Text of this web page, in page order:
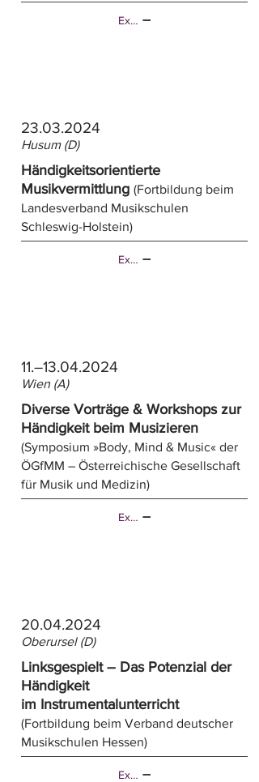
Externer Link
23.03.2024
Husum (D)
Händigkeitsorientierte
Musikvermittlung (Fortbildung beim
Landesverband Musikschulen
Schleswig-Holstein)
Externer Link
11.–13.04.2024
Wien (A)
Diverse Vorträge & Workshops zur
Händigkeit beim Musizieren
(Symposium »Body, Mind & Music« der
ÖGfMM – Österreichische Gesellschaft
für Musik und Medizin)
Externer Link
20.04.2024
Oberursel (D)
Linksgespielt – Das Potenzial der
Händigkeit
im Instrumentalunterricht
(Fortbildung beim Verband deutscher
Musikschulen Hessen)
Externer Link